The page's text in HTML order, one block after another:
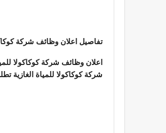
تفاصيل اعلان وظائف شركة
اعلان وظائف شركة كوكاكولا للمياة
شركة كوكاكولا للمياة الغازية